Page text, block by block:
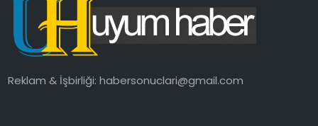
SAĞLIK
MAGAZIN
Reklam & İşbirliği:habersonuclari@gmail.com